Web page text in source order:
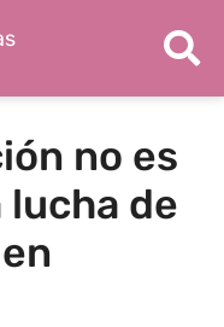
no es
lucha de